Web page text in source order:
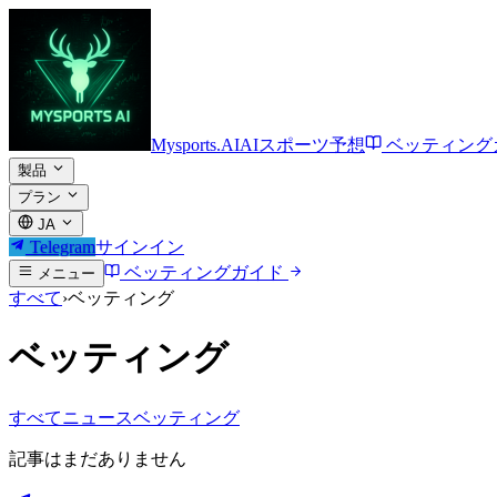
Mysports.AIAIスポーツ予想 ベッティング
製品
プラン
JA
Telegramサインイン
メニュー
ベッティングガイド
すべて›ベッティング
ベッティング
すべてニュースベッティング
記事はまだありません